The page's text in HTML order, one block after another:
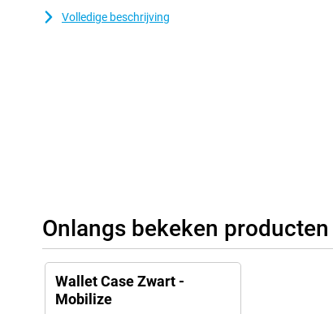
opzoek bent naar een leren hoesje dat ook nog eens
Volledige beschrijving
Onlangs bekeken producten
Wallet Case Zwart -
Mobilize